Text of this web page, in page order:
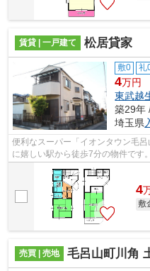
賃貸 | 一戸建て 松居貸家
敷0 礼
4万円
東武越
築29年
埼玉県
便利なスーパー「イオンタウン毛
に嬉しい駅から徒歩7分の物件です
上で抑えたいポイントですね。こち
4
敷
売買 | 売地 毛呂山町川角